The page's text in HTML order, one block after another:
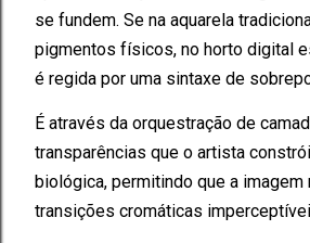
se fundem. Se na aquarela
pigmentos físicos, no horto digital
é regida por uma sintaxe de
É através da orquestração de
transparências que o artista
biológica, permitindo que a
transições cromáticas